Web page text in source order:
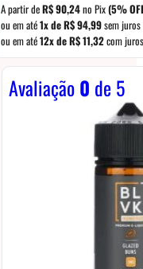
A partir deR$90,24no Pix(5%
ou em até1x deR$94,99sem juros
ou em até12x deR$11,32com juros
Avaliação0 de 5